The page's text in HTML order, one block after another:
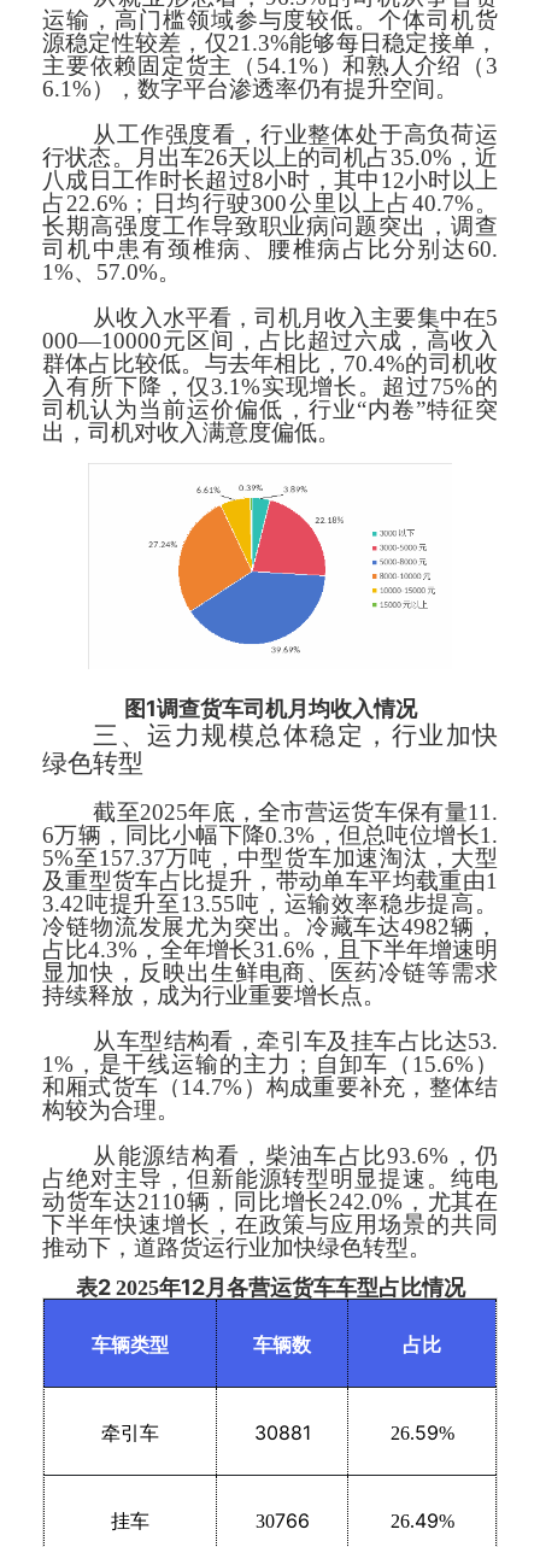
运输，高门槛领域参与度较低。个体司机货
源稳定性较差，仅21.3%能够每日稳定接单，
主要依赖固定货主（54.1%）和熟人介绍（3
6.1%），数字平台渗透率仍有提升空间。
从工作强度看，行业整体处于高负荷运
行状态。月出车26天以上的司机占35.0%，近
八成日工作时长超过8小时，其中12小时以上
占22.6%；日均行驶300公里以上占40.7%。
长期高强度工作导致职业病问题突出，调查
司机中患有颈椎病、腰椎病占比分别达60.
1%、57.0%。
从收入水平看，司机月收入主要集中在5
000—10000元区间，占比超过六成，高收入
群体占比较低。与去年相比，70.4%的司机收
入有所下降，仅3.1%实现增长。超过75%的
司机认为当前运价偏低，行业“内卷”特征突
出，司机对收入满意度偏低。
图 1调查货车司机月均收入情况
三、运力规模总体稳定，行业加快
绿色转型
截至2025年底，全市营运货车保有量11.
6万辆，同比小幅下降0.3%，但总吨位增长1.
5%至157.37万吨，中型货车加速淘汰，大型
及重型货车占比提升，带动单车平均载重由1
3.42吨提升至13.55吨，运输效率稳步提高。
冷链物流发展尤为突出。冷藏车达4982辆，
占比4.3%，全年增长31.6%，且下半年增速明
显加快，反映出生鲜电商、医药冷链等需求
持续释放，成为行业重要增长点。
从车型结构看，牵引车及挂车占比达53.
1%，是干线运输的主力；自卸车（15.6%）
和厢式货车（14.7%）构成重要补充，整体结
构较为合理。
从能源结构看，柴油车占比93.6%，仍
占绝对主导，但新能源转型明显提速。纯电
动货车达2110辆，同比增长242.0%，尤其在
下半年快速增长，在政策与应用场景的共同
推动下，道路货运行业加快绿色转型。
表2 2025年12月各营运货车车型占比情况
车辆类型 车辆数 占比
牵引车 30881 26.59%
挂车 30766 26.49%